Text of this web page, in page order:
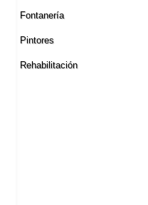
Fontanerí­a
Pintores
Rehabilitación